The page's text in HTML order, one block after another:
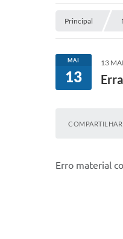
Principal
MAI
13
13
COMPARTILHAR
Erro material